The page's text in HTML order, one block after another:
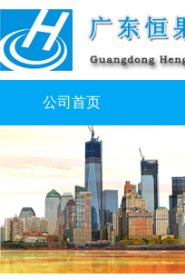
公司首页